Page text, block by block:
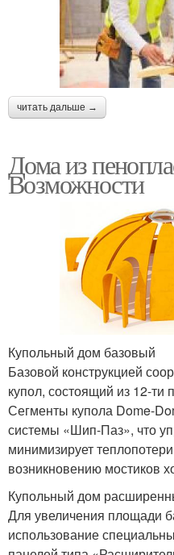
читать дальше →
Дома из
Возможности
Купольный дом базовый
Базовой конструкцией
купол, состоящий из 12-ти
Сегменты купола Dome-
системы «Шип-Паз», что
минимизирует
возникновению мостиков
Купольный дом
Для увеличения площади
использование